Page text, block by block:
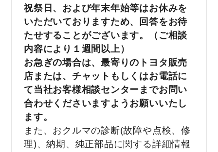
祝祭日、および年末年始等はお休みを
いただいておりますため、回答をお待
たせすることがございます。（ご相談
内容により１週間以上）
お急ぎの場合は、最寄りのトヨタ販売
店または、チャットもしくはお電話に
て当社お客様相談センターまでお問い
合わせくださいますようお願いいたし
ます。
また、おクルマの診断(故障や点検、修
理)、納期、純正部品に関する詳細情報